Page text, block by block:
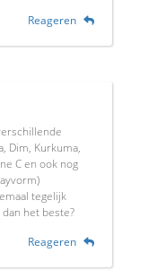
Reageren
Dim, Kurkuma,
C en ook nog
tegelijk
het beste?
Reageren